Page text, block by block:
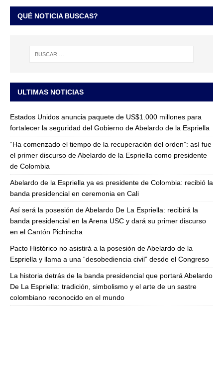
QUÉ NOTICIA BUSCAS?
ULTIMAS NOTICIAS
Estados Unidos anuncia paquete de US$1.000 millones para
fortalecer la seguridad del Gobierno de Abelardo de la Espriella
“Ha comenzado el tiempo de la recuperación del orden”: así fue
el primer discurso de Abelardo de la Espriella como presidente
de Colombia
Abelardo de la Espriella ya es presidente de Colombia: recibió la
banda presidencial en ceremonia en Cali
Así será la posesión de Abelardo De La Espriella: recibirá la
banda presidencial en la Arena USC y dará su primer discurso
en el Cantón Pichincha
Pacto Histórico no asistirá a la posesión de Abelardo de la
Espriella y llama a una “desobediencia civil” desde el Congreso
La historia detrás de la banda presidencial que portará Abelardo
De La Espriella: tradición, simbolismo y el arte de un sastre
colombiano reconocido en el mundo